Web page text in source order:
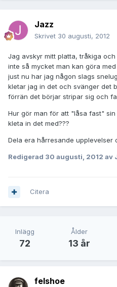
Jazz
Skrivet 30 augusti, 2012
Jag avskyr mitt platta, tråkiga
inte så mycket man kan göra
just nu har jag någon slags
kletar jag in det och svänger det
förrän det börjar stripar sig och
Hur gör man för att "låsa fast"
kleta in det med???
Dela era hårresande upplevelser
Redigerad 30 augusti, 2012 av
Citera
Inlägg
72
Ålder
13 år
felshoe